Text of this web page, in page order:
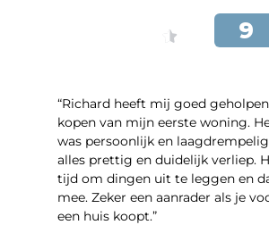
“Richard heeft mij goed
kopen van mijn eerste woning.
was persoonlijk en
alles prettig en duidelijk verliep.
tijd om dingen uit te leggen en
mee. Zeker een aanrader als je
een huis koopt.”